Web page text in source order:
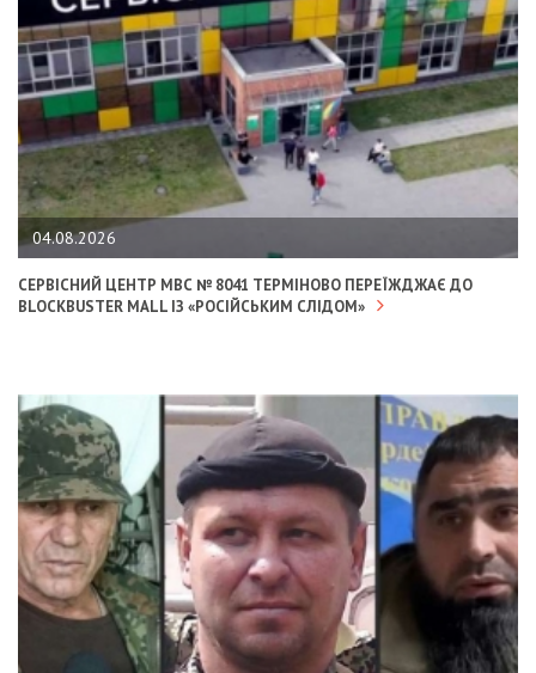
04.08.2026
СЕРВІСНИЙ ЦЕНТР МВС № 8041 ТЕРМІНОВО ПЕРЕЇЖДЖАЄ ДО
BLOCKBUSTER MALL ІЗ «РОСІЙСЬКИМ СЛІДОМ»